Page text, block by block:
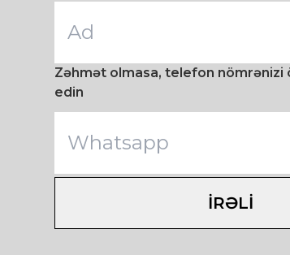
Zəhmət olmasa, telefon nömrənizi
edin
IRƏLI